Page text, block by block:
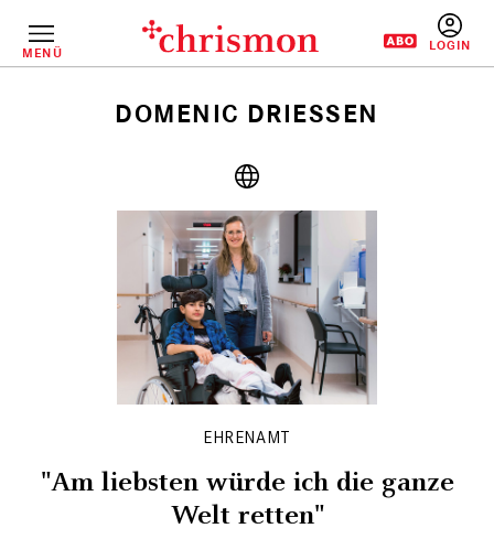
InhaltMENÜ
Pfadnavigation
DOMENIC DRIESSEN
EHRENAMT
"Am liebsten würde ich die ganze
Welt retten"